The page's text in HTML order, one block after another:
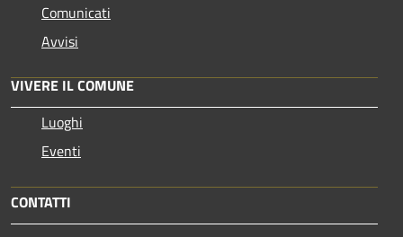
Comunicati
Avvisi
VIVERE IL COMUNE
Luoghi
Eventi
CONTATTI